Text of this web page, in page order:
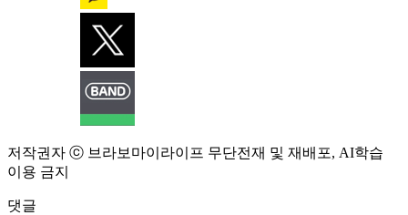
저작권자 ⓒ 브라보마이라이프 무단전재 및 재배포, AI학습
이용 금지
댓글